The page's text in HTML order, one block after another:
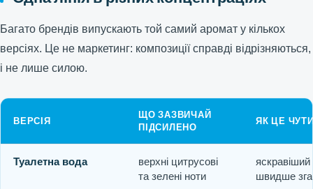
Багато брендів випускають той самий аромат у кількох
версіях. Це не маркетинг: композиції справді відрізняються,
і не лише силою.
ВЕРСІЯ
ЩО ЗАЗВИЧАЙ
ПІДСИЛЕНО
ЯК ЦЕ
Туалетна вода
верхні цитрусові
та зелені ноти
яскравіший
швидше